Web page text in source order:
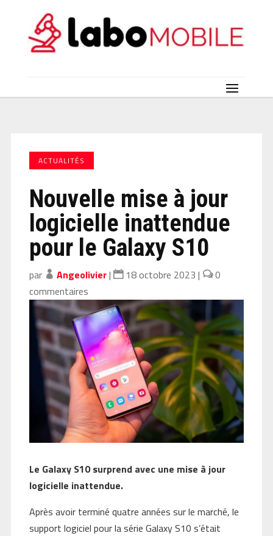
ACTUALITÉS
Nouvelle mise à jour
logicielle inattendue
pour le Galaxy S10
par Angeolivier| 18 octobre 2023 |
0
commentaires
Le Galaxy S10 surprend avec une mise à jour
logicielle inattendue.
Après avoir terminé quatre années sur le marché, le
support logiciel pour la série Galaxy S10 s’était